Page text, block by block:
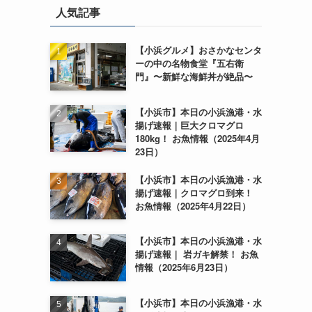
人気記事
【小浜グルメ】おさかなセンタ
ーの中の名物食堂『五右衛
門』〜新鮮な海鮮丼が絶品〜
【小浜市】本日の小浜漁港・水
揚げ速報｜巨大クロマグロ
180kg！ お魚情報（2025年4月
23日）
【小浜市】本日の小浜漁港・水
揚げ速報｜クロマグロ到来！
お魚情報（2025年4月22日）
【小浜市】本日の小浜漁港・水
揚げ速報｜ 岩ガキ解禁！ お魚
情報（2025年6月23日）
【小浜市】本日の小浜漁港・水